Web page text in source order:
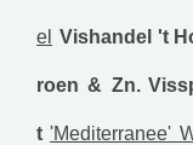
el Vishandel 't
roen & Zn.
t 'Mediterranee'